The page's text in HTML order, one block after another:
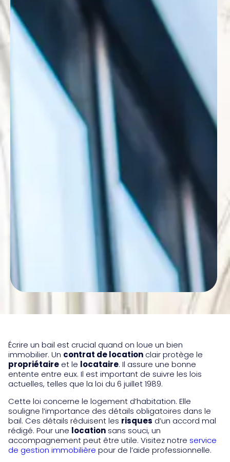
Écrire un bail est crucial quand on loue un bien
immobilier. Un contrat de location clair protège le
propriétaire et le locataire. Il assure une bonne
entente entre eux. Il est important de suivre les lois
actuelles, telles que la loi du 6 juillet 1989.
Cette loi concerne le logement d’habitation. Elle
souligne l’importance des détails obligatoires dans le
bail. Ces détails réduisent les risques d’un accord mal
rédigé. Pour une location sans souci, un
accompagnement peut être utile. Visitez notre service
de gestion immobilière pour de l’aide professionnelle.